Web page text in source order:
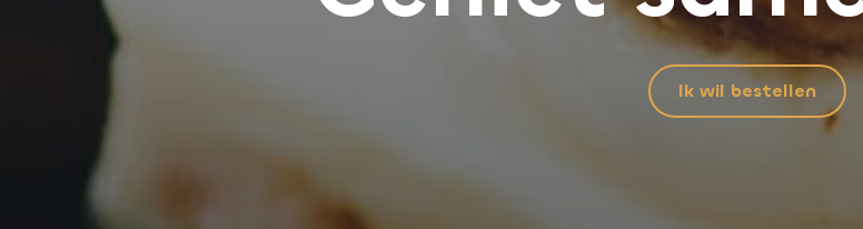
Ik wil bestellen